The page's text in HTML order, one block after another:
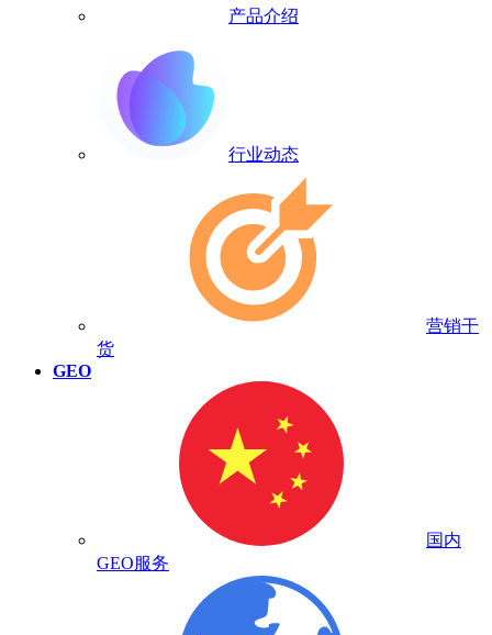
产品介绍
行业动态
营销干
货
GEO
国内
GEO服务